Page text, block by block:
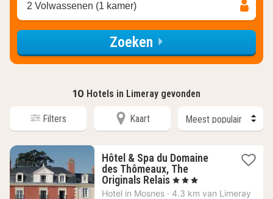
2 Volwassenen (1 kamer)
Zoeken
10 Hotels in Limeray gevonden
Filters Kaart
Hôtel & Spa du Domaine
des Thômeaux, The
Originals Relais 1
nacht
, 3 Sterren
Hotel in Mosnes · 4.3 km van Limeray